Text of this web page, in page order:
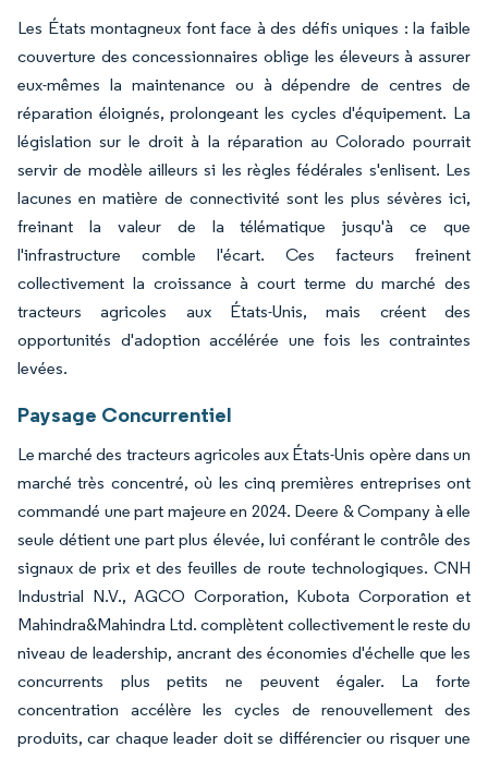
Les États montagneux font face à des défis uniques : la faible
couverture des concessionnaires oblige les éleveurs à assurer
eux-mêmes la maintenance ou à dépendre de centres de
réparation éloignés, prolongeant les cycles d'équipement. La
législation sur le droit à la réparation au Colorado pourrait
servir de modèle ailleurs si les règles fédérales s'enlisent. Les
lacunes en matière de connectivité sont les plus sévères ici,
freinant la valeur de la télématique jusqu'à ce que
l'infrastructure comble l'écart. Ces facteurs freinent
collectivement la croissance à court terme du marché des
tracteurs agricoles aux États-Unis, mais créent des
opportunités d'adoption accélérée une fois les contraintes
levées.
Paysage Concurrentiel
Le marché des tracteurs agricoles aux États-Unis opère dans un
marché très concentré, où les cinq premières entreprises ont
commandé une part majeure en 2024. Deere & Company à elle
seule détient une part plus élevée, lui conférant le contrôle des
signaux de prix et des feuilles de route technologiques. CNH
Industrial N.V., AGCO Corporation, Kubota Corporation et
Mahindra&Mahindra Ltd. complètent collectivement le reste du
niveau de leadership, ancrant des économies d'échelle que les
concurrents plus petits ne peuvent égaler. La forte
concentration accélère les cycles de renouvellement des
produits, car chaque leader doit se différencier ou risquer une